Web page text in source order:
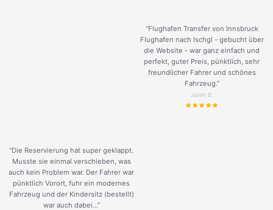
“Flughafen Transfer von Innsbruck
Flughafen nach Ischgl - gebucht über
die Website - war ganz einfach und
perfekt, guter Preis, pünktlich, sehr
freundlicher Fahrer und schönes
Fahrzeug.”
Justin B.
“Die Reservierung hat super geklappt.
Musste sie einmal verschieben, was
auch kein Problem war. Der Fahrer war
pünktlich Vorort, fuhr ein modernes
Fahrzeug und der Kindersitz (bestellt)
war auch dabei...”